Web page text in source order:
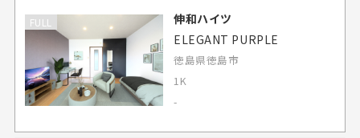
FULL
伸和ハイツ
ELEGANT PURPLE
徳島県徳島市
1K
-